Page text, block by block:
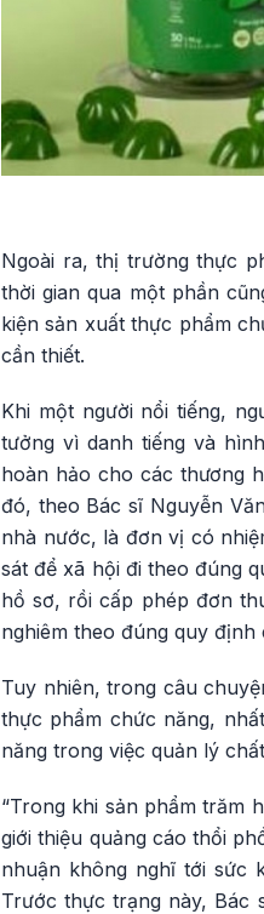
Ngoài ra, thị trường thực
thời gian qua một phần
kiện sản xuất thực phẩm
cần thiết.
Khi một người nổi tiếng,
tưởng vì danh tiếng và
hoàn hảo cho các thương
đó, theo Bác sĩ Nguyễn
nhà nước, là đơn vị có
sát để xã hội đi theo đúng
hồ sơ, rồi cấp phép đơn
nghiêm theo đúng quy định
Tuy nhiên, trong câu
thực phẩm chức năng,
năng trong việc quản lý
“Trong khi sản phẩm trăm
giới thiệu quảng cáo thổi
nhuận không nghĩ tới sức
Trước thực trạng này, Bác